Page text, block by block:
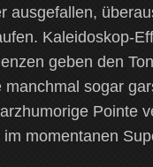
ausgefallen,
Kaleidoskop-
geben den
manchmal sogar
Pointe
im momentanen